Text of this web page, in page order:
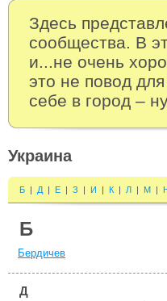
Здесь
сообщества. В
и...не очень
это не повод
себе в город –
Украина
Б | Д | Е | З | И | К | Л | М |
Б
Бердичев
Д